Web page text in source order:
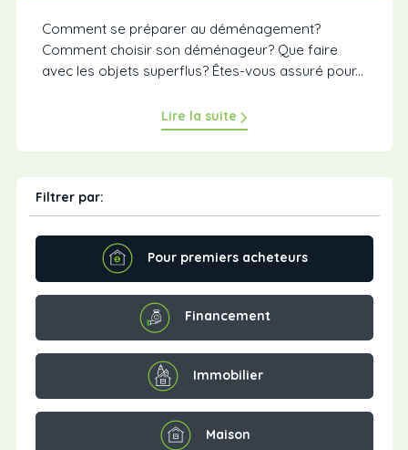
Filtrer par:
Pour premiers acheteurs
Financement
Immobilier
Maison
Comment se préparer au déménagement?
Comment choisir son déménageur? Que faire
avec les objets superflus? Êtes-vous assuré pour...
Lire la suite